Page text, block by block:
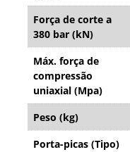
Força de corte a
380 bar (kN)
Máx. força de
compressão
uniaxial (Mpa)
Peso (kg)
Porta-picas (Tipo)